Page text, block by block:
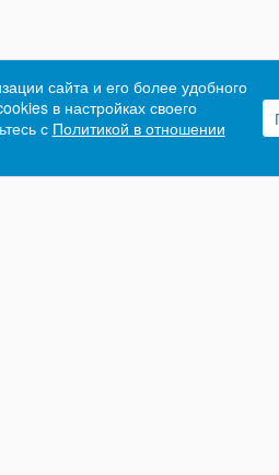
сайта и его более удобного
в настройках своего
с Политикой в отношении